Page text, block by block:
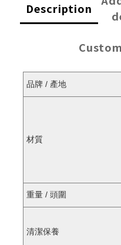
Description
品牌 / 產地
材質
重量 / 頭圍
清潔保養